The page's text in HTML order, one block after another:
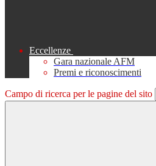
Eccellenze
Gara nazionale AFM
Premi e riconoscimenti
Campo di ricerca per le pagine del sito